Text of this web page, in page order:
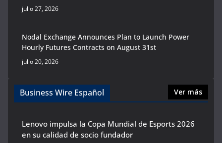
julio 27, 2026
Nodal Exchange Announces Plan to Launch Power
Hourly Futures Contracts on August 31st
julio 20, 2026
Business Wire Español Ver más
Lenovo impulsa la Copa Mundial de Esports 2026
en su calidad de socio fundador